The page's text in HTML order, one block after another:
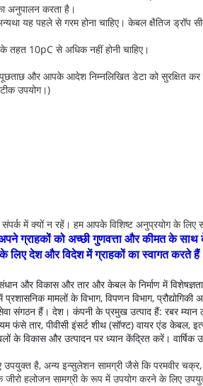
अनुपालन करता है।
यह पहले से गरम होना चाहिए। केबल क्षैतिज
तहत 10pC से अधिक नहीं होनी चाहिए।
और आपके आदेश निम्नलिखित डेटा को सुरक्षित कर
उपयोग।)
में क्यों न रहें। हम आपके विशिष्ट अनुप्रयोग के लिए
अपने ग्राहकों को अच्छी गुणवत्ता और कीमत के
लिए देश और विदेश में ग्राहकों का स्वागत करते
और विकास और तार और केबल के निर्माण में
मामलों के विभाग, विपणन विभाग, प्रौद्योगिकी
संगठन हैं। देश। कंपनी के प्रमुख उत्पाद हैं: रबर
फंसे तार, पीवीसी इंसर्ट शीथ (सॉफ्ट) वायर एंड
के विकास और उत्पादन पर ध्यान केंद्रित करें।
है, अन्य इन्सुलेशन सामग्री जैसे कि परमवीर चक्र,
जीरो हलोजन सामग्री के रूप में उपयोग करने के लिए